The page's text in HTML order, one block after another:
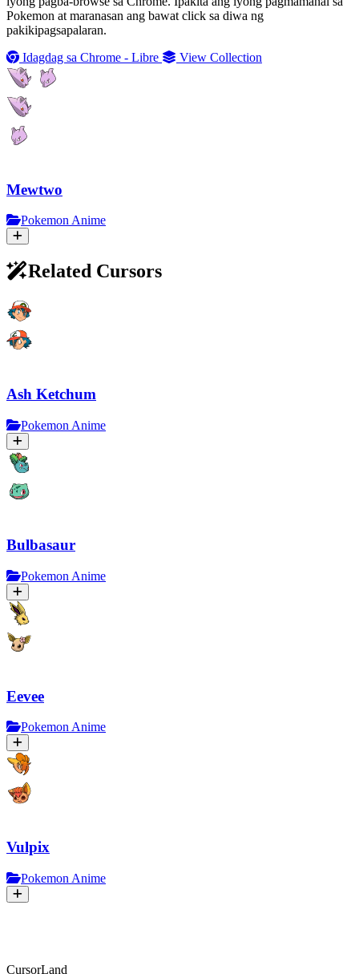
Pokemon at maranasan ang bawat click sa diwa ng
pakikipagsapalaran.
Idagdag sa Chrome - Libre
View Collection
Mewtwo
Pokemon Anime
Related Cursors
Ash Ketchum
Pokemon Anime
Bulbasaur
Pokemon Anime
Eevee
Pokemon Anime
Vulpix
Pokemon Anime
CursorLand